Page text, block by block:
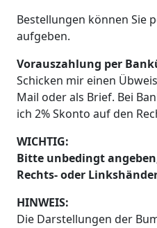
Bestellungen können Sie
aufgeben.
Vorauszahlung per
Schicken mir einen
Mail oder als Brief. Bei
ich 2% Skonto auf den
WICHTIG:
Bitte unbedingt
Rechts- oder
HINWEIS:
Die Darstellungen der